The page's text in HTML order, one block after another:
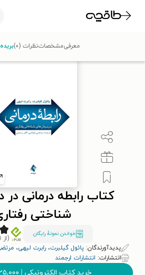
کتاب رابطه درمانی در
شناختی
خواندن نمونۀ رایگان
(از ۱۱ رأی)
پدیدآورندگان: پائول گیلبرت، رابرت لیهی،
انتشارات: انتشارات ارجمند
خرید کتاب الکترونیکی |
معرفیمشخصاتنظرات (۰)